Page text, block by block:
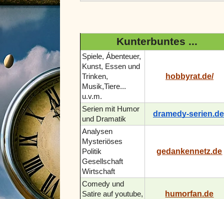
Kunterbuntes ...
Spiele, Ábenteuer,
Kunst, Essen und
Trinken,
Musik,Tiere...
u.v.m.
hobbyrat.de/
Serien mit Humor
und Dramatik
dramedy-
Analysen
Mysteriöses
Politik
Gesellschaft
Wirtschaft
gedankennetz.de
Comedy und
Satire auf youtube,
humorfan.de